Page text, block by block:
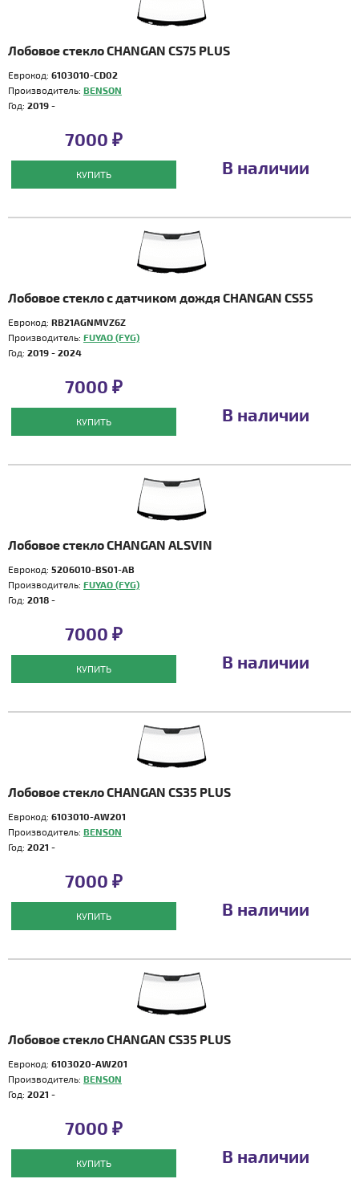
Лобовое стекло CHANGAN CS75 PLUS
Еврокод: 6103010-CD02
Производитель: BENSON
Год: 2019 -
7000 ₽
КУПИТЬ В наличии
Лобовое стекло с датчиком дождя CHANGAN CS55
Еврокод: RB21AGNMVZ6Z
Производитель: FUYAO (FYG)
Год: 2019 - 2024
7000 ₽
КУПИТЬ В наличии
Лобовое стекло CHANGAN ALSVIN
Еврокод: 5206010-BS01-AB
Производитель: FUYAO (FYG)
Год: 2018 -
7000 ₽
КУПИТЬ В наличии
Лобовое стекло CHANGAN CS35 PLUS
Еврокод: 6103010-AW201
Производитель: BENSON
Год: 2021 -
7000 ₽
КУПИТЬ В наличии
Лобовое стекло CHANGAN CS35 PLUS
Еврокод: 6103020-AW201
Производитель: BENSON
Год: 2021 -
7000 ₽
КУПИТЬ В наличии